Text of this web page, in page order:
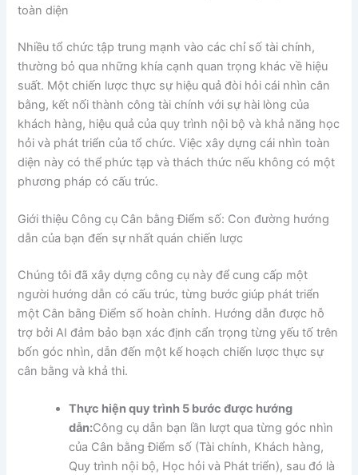
toàn diện
Nhiều tổ chức tập trung mạnh vào các chỉ số tài chính,
thường bỏ qua những khía cạnh quan trọng khác về hiệu
suất. Một chiến lược thực sự hiệu quả đòi hỏi cái nhìn cân
bằng, kết nối thành công tài chính với sự hài lòng của
khách hàng, hiệu quả của quy trình nội bộ và khả năng học
hỏi và phát triển của tổ chức. Việc xây dựng cái nhìn toàn
diện này có thể phức tạp và thách thức nếu không có một
phương pháp có cấu trúc.
Giới thiệu Công cụ Cân bằng Điểm số: Con đường hướng
dẫn của bạn đến sự nhất quán chiến lược
Chúng tôi đã xây dựng công cụ này để cung cấp một
người hướng dẫn có cấu trúc, từng bước giúp phát triển
một Cân bằng Điểm số hoàn chỉnh. Hướng dẫn được hỗ
trợ bởi AI đảm bảo bạn xác định cẩn trọng từng yếu tố trên
bốn góc nhìn, dẫn đến một kế hoạch chiến lược thực sự
cân bằng và khả thi.
Thực hiện quy trình 5 bước được hướng
dẫn:Công cụ dẫn bạn lần lượt qua từng góc nhìn
của Cân bằng Điểm số (Tài chính, Khách hàng,
Quy trình nội bộ, Học hỏi và Phát triển), sau đó là